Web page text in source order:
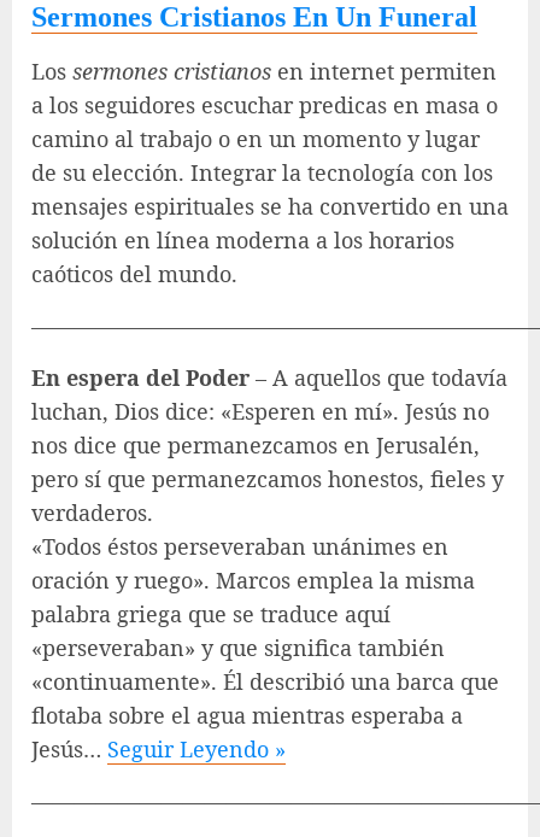
Sermones Cristianos En Un Funeral
Los sermones cristianos en internet permiten
a los seguidores escuchar predicas en masa o
camino al trabajo o en un momento y lugar
de su elección. Integrar la tecnología con los
mensajes espirituales se ha convertido en una
solución en línea moderna a los horarios
caóticos del mundo.
En espera del Poder – A aquellos que todavía
luchan, Dios dice: «Esperen en mí». Jesús no
nos dice que permanezcamos en Jerusalén,
pero sí que permanezcamos honestos, fieles y
verdaderos.
«Todos éstos perseveraban unánimes en
oración y ruego». Marcos emplea la misma
palabra griega que se traduce aquí
«perseveraban» y que significa también
«continuamente». Él describió una barca que
flotaba sobre el agua mientras esperaba a
Jesús… Seguir Leyendo »